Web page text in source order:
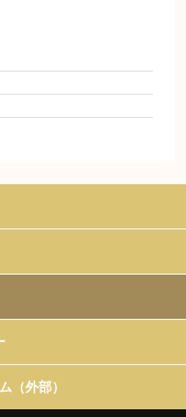
（外部）